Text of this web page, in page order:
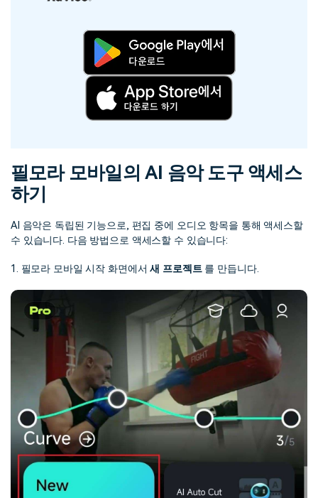
필모라 모바일의 AI 음악 도구 액세스
하기
AI 음악은 독립된 기능으로, 편집 중에 오디오 항목을 통해 액세스할
수 있습니다. 다음 방법으로 액세스할 수 있습니다:
1. 필모라 모바일 시작 화면에서새 프로젝트를 만듭니다.